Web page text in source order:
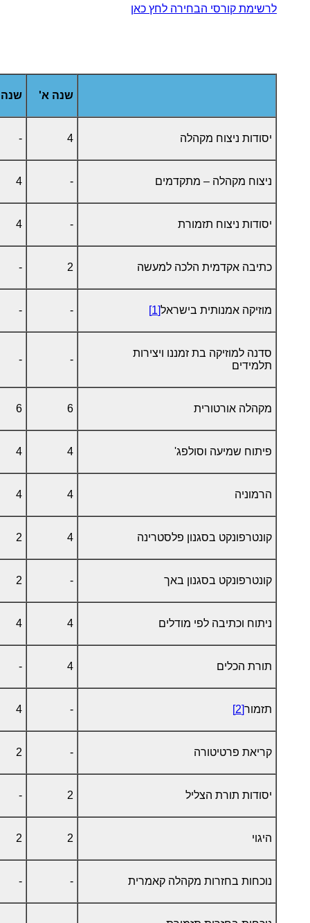
לרשימת קורסי הבחירה לחץ כאן
שנה א'
יסודות ניצוח מקהלה 4
-
ניצוח מקהלה – מתקדמים -
4
יסודות ניצוח תזמורת -
4
כתיבה אקדמית הלכה למעשה 2
-
מוזיקה אמנותית בישראל[1]
-
-
סדנה למוזיקה בת זמננו ויצירות
תלמידים
-
-
מקהלה אורטורית 6
6
פיתוח שמיעה וסולפג' 4
4
הרמוניה 4
4
קונטרפונקט בסגנון פלסטרינה 4
2
קונטרפונקט בסגנון באך -
2
ניתוח וכתיבה לפי מודלים 4
4
תורת הכלים 4
-
תזמור[2]
-
4
קריאת פרטיטורה -
2
יסודות תורת הצליל 2
-
היגוי 2
2
נוכחות בחזרות מקהלה קאמרית -
-